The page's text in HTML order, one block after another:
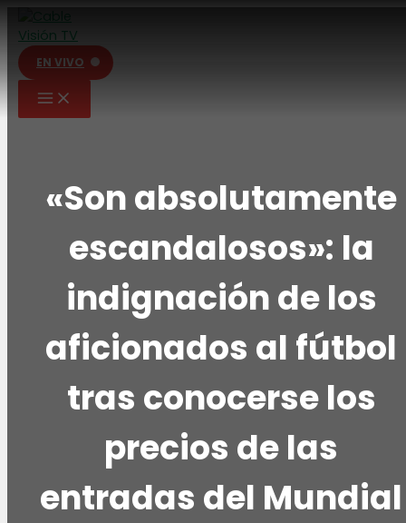
contenido
EN VIVO
«Son absolutamente
escandalosos»: la
indignación de los
aficionados al fútbol
tras conocerse los
precios de las
entradas del Mundial